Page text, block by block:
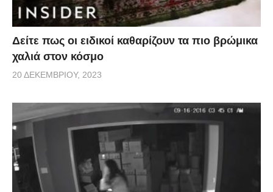
Δείτε πως οι ειδικοί καθαρίζουν τα πιο βρώμικα
χαλιά στον κόσμο
20 ΔΕΚΕΜΒΡΊΟΥ, 2023